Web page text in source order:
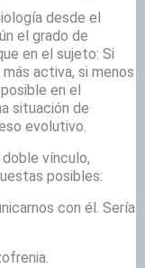
desde el
el grado de
en el sujeto: Si
activa, si menos
en el
situación de
evolutivo.
vínculo,
posibles:
con él. Sería